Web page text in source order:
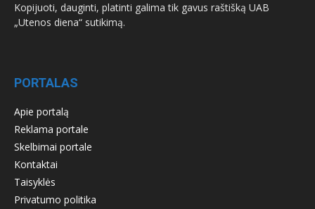
Kopijuoti, dauginti, platinti galima tik gavus raštišką UAB
„Utenos diena“ sutikimą.
PORTALAS
Apie portalą
Reklama portale
Skelbimai portale
Kontaktai
Taisyklės
Privatumo politika